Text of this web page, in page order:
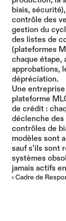
biais,
contrôle des
gestion du
des listes de
(plateformes
chaque étape,
approbations,
dépréciation.
Une
plateforme
de crédit :
déclenche des
contrôles de
modèles sont
sauf s’ils sont
systèmes
jamais actifs
‹ Cadre de